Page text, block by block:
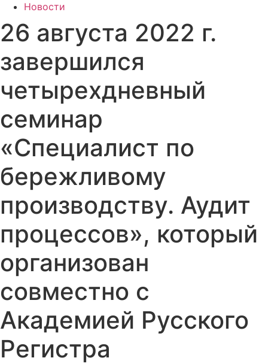
Новости
26 августа 2022 г.
завершился
четырехдневный
семинар
«Специалист по
бережливому
производству. Аудит
процессов», который
организован
совместно с
Академией Русского
Регистра